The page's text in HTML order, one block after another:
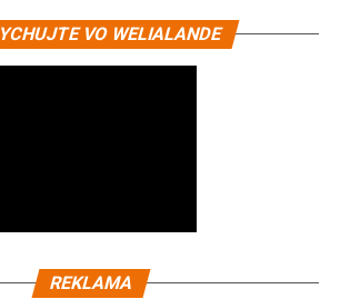
VO WELIALANDE
REKLAMA